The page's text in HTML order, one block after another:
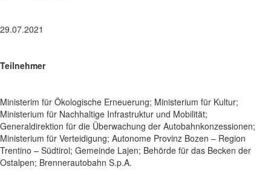
29.07.2021
Teilnehmer
Ministerim für Ökologische Erneuerung; Ministerium für Kultur;
Ministerium für Nachhaltige Infrastruktur und Mobilität;
Generaldirektion für die Überwachung der Autobahnkonzessionen;
Ministerium für Verteidigung; Autonome Provinz Bozen – Region
Trentino – Südtirol; Gemeinde Lajen; Behörde für das Becken der
Ostalpen; Brennerautobahn S.p.A.